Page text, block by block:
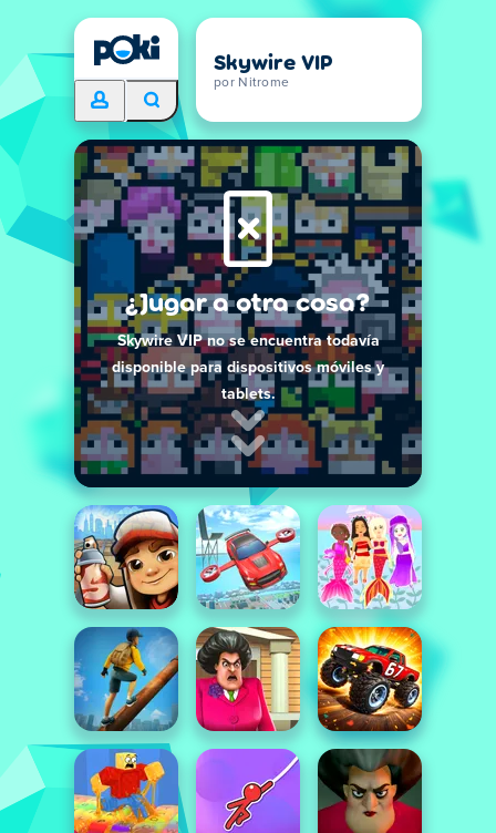
Skywire VIP
por Nitrome
¿Jugar a otra cosa?
Skywire VIP no se encuentra todavía
disponible para dispositivos móviles y
tablets.